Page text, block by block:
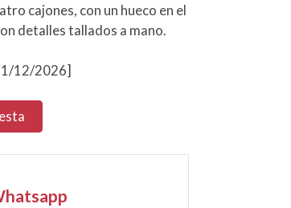
cajones, con un hueco en el
detalles tallados a mano.
12/2026]